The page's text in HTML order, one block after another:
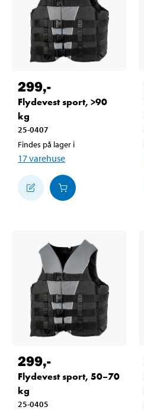
299,-
Flydevest sport, >90
kg
25-0407
Findes på lager i
17varehuse
299,-
Flydevest sport, 50–70
kg
25-0405